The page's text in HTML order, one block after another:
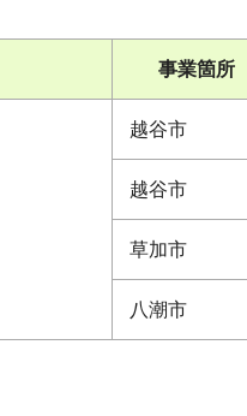
事業箇所
越谷市
越谷市
草加市
八潮市